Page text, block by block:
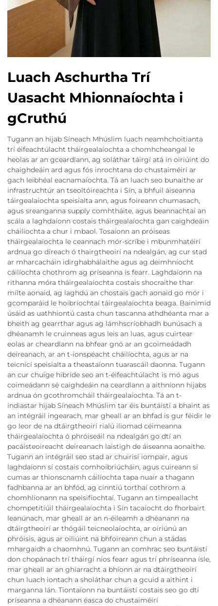
Luach Aschurtha Trí
Uasacht Mhionnaíochta i
gCruthú
Tugann an hijab Síneach Mhúslim luach neamhchoitianta
trí éifeachtúlacht tháirgealaíochta a chomhcheangal le
heolas ar an gceardlann, ag soláthar táirgí atá in oiriúint do
chaighdeáin ard agus fós inrochtana do chustaiméirí ar
gach leibhéal eacnamaíochta. Tá an luach seo bunaithe ar
infrastruchtúr an tseoltóireachta i Sín, a bhfuil áiseanna
táirgealaíochta speisialta ann, agus foireann chumasach,
agus sreanganna supply comhtháite, agus beannachtaí an
scála a laghdaíonn costais tháirgealaíochta gan caighdeáin
cháilíochta a chur i mbaol. Tosaíonn an próiseas
tháirgealaíochta le ceannach mór-scríbe i mbunmhatéirí
ardnua go díreach ó thairgtheoirí na ndealgán, ag cur stad
ar mharcacháin idirghabhálaithe agus ag deimhníocht
cáilíochta chothrom ag príseanna is fearr. Laghdaíonn na
rithanna móra tháirgealaíochta costais shocraithe thar
mílte aonaid, ag laghdú an chostais gach aonaid go mór i
gcomparáid le hoibríochtaí táirgealaíochta beaga. Bainimid
úsáid as uathhiontú casta chun tascanna athdhéanta mar a
bheith ag gearrthar agus ag lámhscríobhadh bunúsach a
dhéanamh le cruinneas agus leis an luas, agus cuirtear
eolas ar cheardlann na bhfear gnó ar an gcoimeádadh
deireanach, ar an t-ionspéacht cháilíochta, agus ar na
teicnící speisialta a theastaíonn tuarascáil daonna. Tugann
an cur chuige hibride seo an t-éifeachtúlacht is mó agus
coimeádann sé caighdeáin na ceardlann a aithníonn hijabs
ardnua ón gcothromcháil tháirgealaíochta. Tá an t-
indiastar hijab Síneach Mhúslim tar éis buntáistí a bhaint as
an intégráil ingearach, mar gheall ar an bhfad is gur féidir le
go leor de na dtáirgtheoirí rialú iliomad céimeanna
tháirgealaíochta ó phróiseáil na ndealgán go dtí an
pacáisteoireacht deireanach laistigh de áiseanna aonaithe.
Tugann an intégráil seo stad ar chuirisí iompair, agus
laghdaíonn sí costais comhoibriúcháin, agus cuireann sí
cumas ar thionscnamh cáilíochta tapa nuair a thagann
fadhbanna ar an bhfód, ag cinntiú torthaí cothrom a
chomhlíonann na speisifíochtaí. Tugann an timpeallacht
chompetitiúil tháirgealaíochta i Sín tacaíocht do fhorbairt
leanúnach, mar gheall ar an n-éileamh a dhéanann na
dtáirgtheoirí ar thógáil teicneolaíochta, ar oiriúnú an
phróisis, agus ar oiliúint na bhfoireann chun a stádas
mhargaidh a chaomhnú. Tugann an comhrac seo buntáistí
don chopánach trí tháirgí níos fearr agus trí phríseanna ísle,
mar gheall ar an ghiarracht a bhíonn ar na dtáirgtheoirí
chun luach iontach a sholáthar chun a gcuid a aithint i
marganna lán. Tiontaíonn na buntáistí costais seo go dtí
príseanna a dhéanann éasca do chustaiméirí